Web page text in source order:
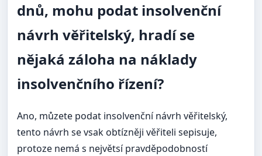
dnů, mohu podat insolvenční
návrh věřitelský, hradí se
nějaká záloha na náklady
insolvenčního řízení?
Ano, můzete podat insolvenční návrh věřitelský,
tento návrh se vsak obtízněji věřiteli sepisuje,
protoze nemá s největsí pravděpodobností